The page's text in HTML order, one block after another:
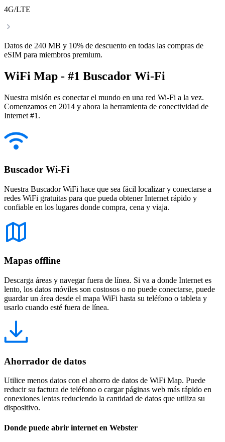
4G/LTE
Datos de 240 MB y 10% de descuento en todas las compras de
eSIM para miembros premium.
WiFi Map - #1 Buscador Wi-Fi
Nuestra misión es conectar el mundo en una red Wi-Fi a la vez.
Comenzamos en 2014 y ahora la herramienta de conectividad de
Internet #1.
Buscador Wi-Fi
Nuestra Buscador WiFi hace que sea fácil localizar y conectarse a
redes WiFi gratuitas para que pueda obtener Internet rápido y
confiable en los lugares donde compra, cena y viaja.
Mapas offline
Descarga áreas y navegar fuera de línea. Si va a donde Internet es
lento, los datos móviles son costosos o no puede conectarse, puede
guardar un área desde el mapa WiFi hasta su teléfono o tableta y
usarlo cuando esté fuera de línea.
Ahorrador de datos
Utilice menos datos con el ahorro de datos de WiFi Map. Puede
reducir su factura de teléfono o cargar páginas web más rápido en
conexiones lentas reduciendo la cantidad de datos que utiliza su
dispositivo.
Donde puede abrir internet en Webster